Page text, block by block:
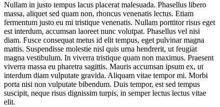
Nullam in justo tempus lacus placerat malesuada. Phasellus libero
massa, aliquet sed quam non, rhoncus venenatis lectus. Etiam
fermentum justo eu mi tristique venenatis. Nullam porttitor risus eget
est interdum, accumsan laoreet nunc volutpat. Phasellus vel nisi
diam. Fusce consequat metus id elit tempus, eget pulvinar magna
mattis. Suspendisse molestie nisl quis urna hendrerit, ut feugiat
magna vestibulum. In viverra tristique quam non maximus. Praesent
viverra massa eu pharetra sagittis. Mauris accumsan ipsum ex, ut
interdum diam vulputate gravida. Aliquam vitae tempor mi. Morbi
porta nisi non vulputate bibendum. Duis tempor, est sed tempus
suscipit, neque risus dignissim turpis, in semper lectus lectus vitae
elit.